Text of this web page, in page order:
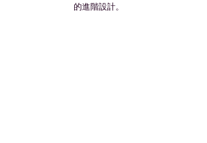
的進階設計。